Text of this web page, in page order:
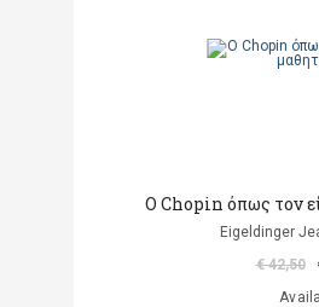
O Chopin όπως τον
Eigeldinger
€ 42,50